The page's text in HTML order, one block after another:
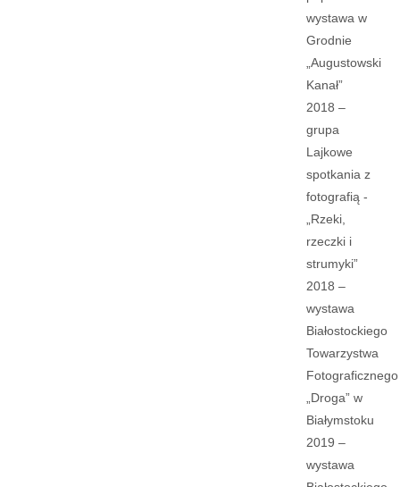
wystawa w
Grodnie
„Augustowski
Kanał”
2018 –
grupa
Lajkowe
spotkania z
fotografią -
„Rzeki,
rzeczki i
strumyki”
2018 –
wystawa
Białostockiego
Towarzystwa
Fotograficznego
„Droga” w
Białymstoku
2019 –
wystawa